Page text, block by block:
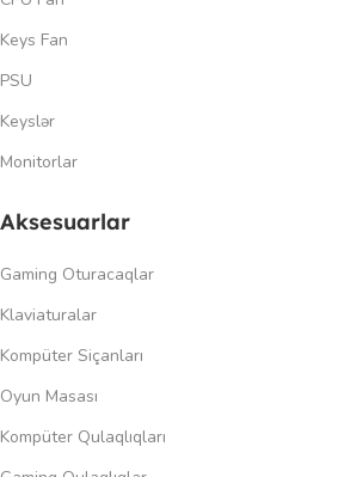
Keys Fan
PSU
Keyslər
Monitorlar
Aksesuarlar
Gaming Oturacaqlar
Klaviaturalar
Kompüter Siçanları
Oyun Masası
Kompüter Qulaqlıqları